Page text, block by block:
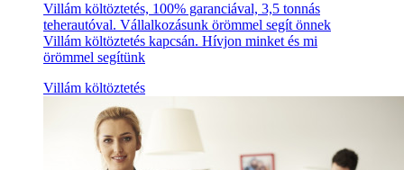
Villám költöztetés, 100% garanciával, 3,5 tonnás
teherautóval. Vállalkozásunk örömmel segít önnek
Villám költöztetés kapcsán. Hívjon minket és mi
örömmel segítünk
Villám költöztetés